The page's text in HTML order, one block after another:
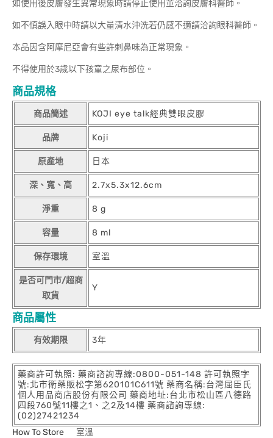
如使用後皮膚發生異常現象時請停止使用並洽詢皮膚科醫師。
如不慎誤入眼中時請以大量清水沖洗若仍感不適請洽詢眼科醫師。
本品因含阿摩尼亞會有些許刺鼻味為正常現象。
不得使用於3歲以下孩童之尿布部位。
商品規格
商品簡述 KOJI eye talk經典雙眼皮膠
品牌 Koji
原產地 日本
深、寬、高 2.7x5.3x12.6cm
淨重 8 g
容量 8 ml
保存環境 室溫
是否可門市/超商
取貨
Y
商品屬性
有效期限 3年
藥商許可執照: 藥商諮詢專線:0800-051-148 許可執照字
號:北市衛藥販松字第620101C611號 藥商名稱:台灣屈臣氏
個人用品商店股份有限公司 藥商地址:台北市松山區八德路
四段760號11樓之1、之2及14樓 藥商諮詢專線:
(02)27421234
How To Store
室溫